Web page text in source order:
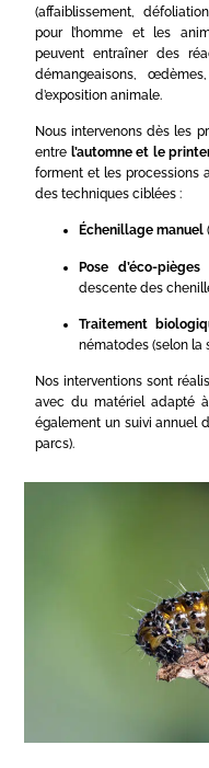
(affaiblissement,
pour l’homme et les
peuvent entraîner des
démangeaisons,
d’exposition animale.
Nous intervenons dès les
entre l’automne et le
forment et les processions
des techniques ciblées :
Échenillage manuel
Pose d’éco-pièges
descente des
Traitement
nématodes (selon la
Nos interventions sont
avec du matériel adapté
également un suivi annuel
parcs).